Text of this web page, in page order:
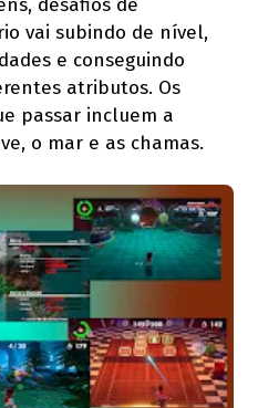
desafios de
vai subindo de nível,
e conseguindo
atributos. Os
passar incluem a
o mar e as chamas.